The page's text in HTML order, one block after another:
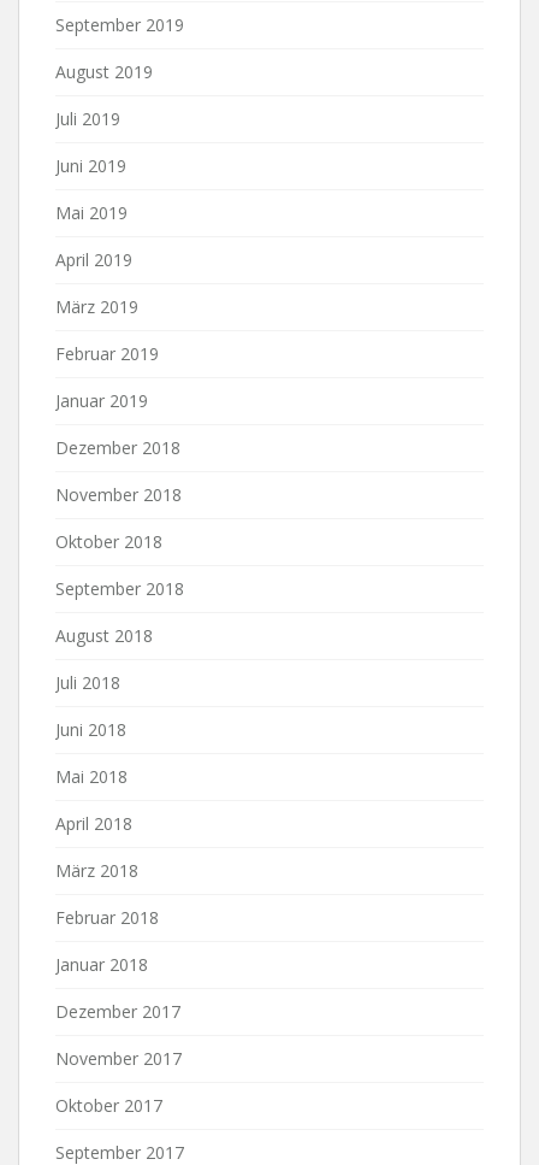
September 2019
August 2019
Juli 2019
Juni 2019
Mai 2019
April 2019
März 2019
Februar 2019
Januar 2019
Dezember 2018
November 2018
Oktober 2018
September 2018
August 2018
Juli 2018
Juni 2018
Mai 2018
April 2018
März 2018
Februar 2018
Januar 2018
Dezember 2017
November 2017
Oktober 2017
September 2017